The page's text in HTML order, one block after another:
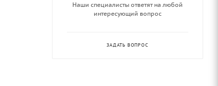
Наши специалисты ответят на любой
интересующий вопрос
ЗАДАТЬ ВОПРОС